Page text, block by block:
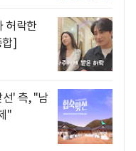
허락한
합]
' 측, "남
"